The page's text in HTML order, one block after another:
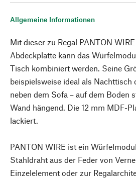
Allgemeine Informationen
Mit dieser zu Regal PANTON
Abdeckplatte kann das
Tisch kombiniert werden. Seine
beispielsweise ideal als Nachttisch
neben dem Sofa – auf dem Boden
Wand hängend. Die 12 mm MDF-
lackiert.
PANTON WIRE ist ein
Stahldraht aus der Feder von
Einzelelement oder zur